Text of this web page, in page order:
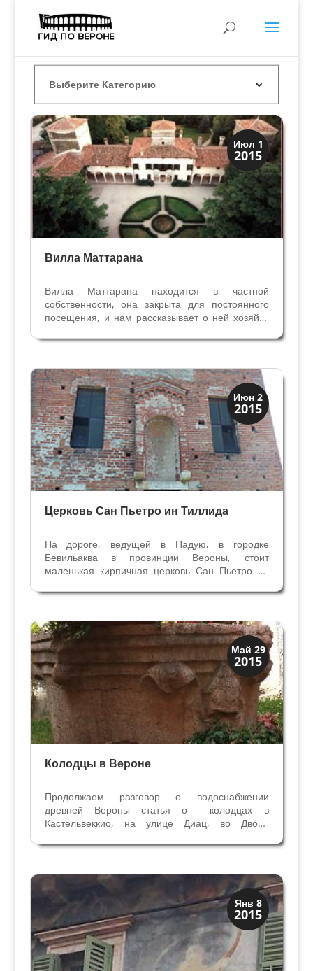
Июл 1
2015
Виллы и дворцы
Скрытая Верона
Вилла Маттарана
Вилла Маттарана находится в частной
собственности, она закрыта для постоянного
посещения, и нам рассказывает о ней хозяйка
— это ни что иное как изменённое имя
упоминается Вилла — это...
Июн 2
2015
Скрытая Верона
Церкви
Церковь Сан Пьетро ин Тиллида
На дороге, ведущей в Падую, в городке
Бевильаква в провинции Вероны, стоит
маленькая кирпичная церковь Сан Пьетро ин
профессор Джузеппе Фьокко, когда её решили
состоянии, без крыши, и...
Май 29
2015
Мосты Колодцы Фонтаны
Скрытая Верона
Колодцы в Вероне
Продолжаем разговор о водоснабжении
древней Вероны статья о колодцах в
Кастельвеккио, на улице Диац, во Дворе
рядом с площадью Эрбе. Колодцы в
находятся в замке Кастельвеккио. Первый...
Янв 8
2015
Виллы и дворцы
Скрытая Верона